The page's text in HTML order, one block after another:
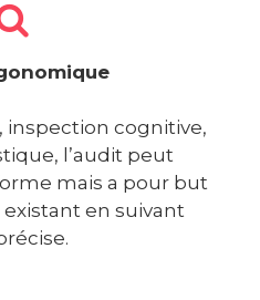
cognitive,
l’audit peut
mais a pour but
existant en suivant